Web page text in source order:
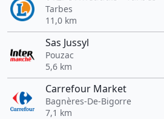
Tarbes
11,0 km
Sas Jussyl
Pouzac
5,6 km
Carrefour Market
Bagnères-De-Bigorre
7,1 km